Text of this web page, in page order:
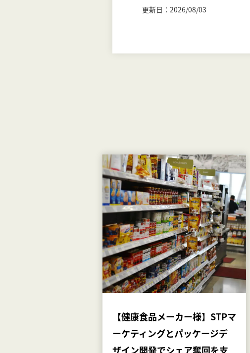
更新日：2026/08/03
【健康食品メーカー様】STPマ
ーケティングとパッケージデ
ザイン開発でシェア奪回を支